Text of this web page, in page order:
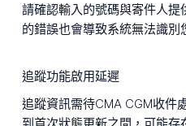
請確認輸入的號碼與寄件人
的錯誤也會導致系統無法識別
追蹤功能啟用延遲
追蹤資訊需待CMA CGM收件